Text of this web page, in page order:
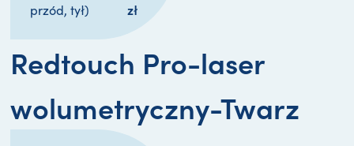
przód, tył)
zł
Redtouch Pro-laser
wolumetryczny-Twarz